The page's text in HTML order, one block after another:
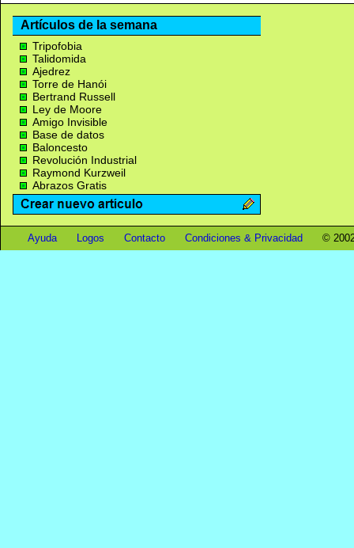
Artículos de la semana
Tripofobia
Talidomida
Ajedrez
Torre de Hanói
Bertrand Russell
Ley de Moore
Amigo Invisible
Base de datos
Baloncesto
Revolución Industrial
Raymond Kurzweil
Abrazos Gratis
Ayuda Logos Contacto Condiciones & Privacidad ©